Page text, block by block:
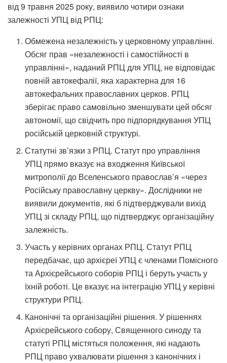
від 9 травня 2025 року, виявило чотири ознаки
залежності УПЦ від РПЦ:
Обмежена незалежність у церковному управлінні.
Обсяг прав «незалежності і самостійності в
управлінні», наданий РПЦ для УПЦ, не відповідає
повній автокефалії, яка характерна для 16
автокефальних православних церков. РПЦ
зберігає право самовільно зменшувати цей обсяг
автономії, що свідчить про підпорядкування УПЦ
російській церковній структурі.
Статутні зв’язки з РПЦ. Статут про управління
УПЦ прямо вказує на входження Київської
митрополії до Вселенського православ’я «через
Російську православну церкву». Дослідники не
виявили документів, які б підтверджували вихід
УПЦ зі складу РПЦ, що підтверджує організаційну
залежність.
Участь у керівних органах РПЦ. Статут РПЦ
передбачає, що архієреї УПЦ є членами Помісного
та Архієрейського соборів РПЦ і беруть участь у
їхній роботі. Це вказує на інтеграцію УПЦ у керівні
структури РПЦ.
Канонічні та організаційні рішення. У рішеннях
Архієрейського собору, Священного синоду та
статуті РПЦ містяться положення, які надають
РПЦ право ухвалювати рішення з канонічних і